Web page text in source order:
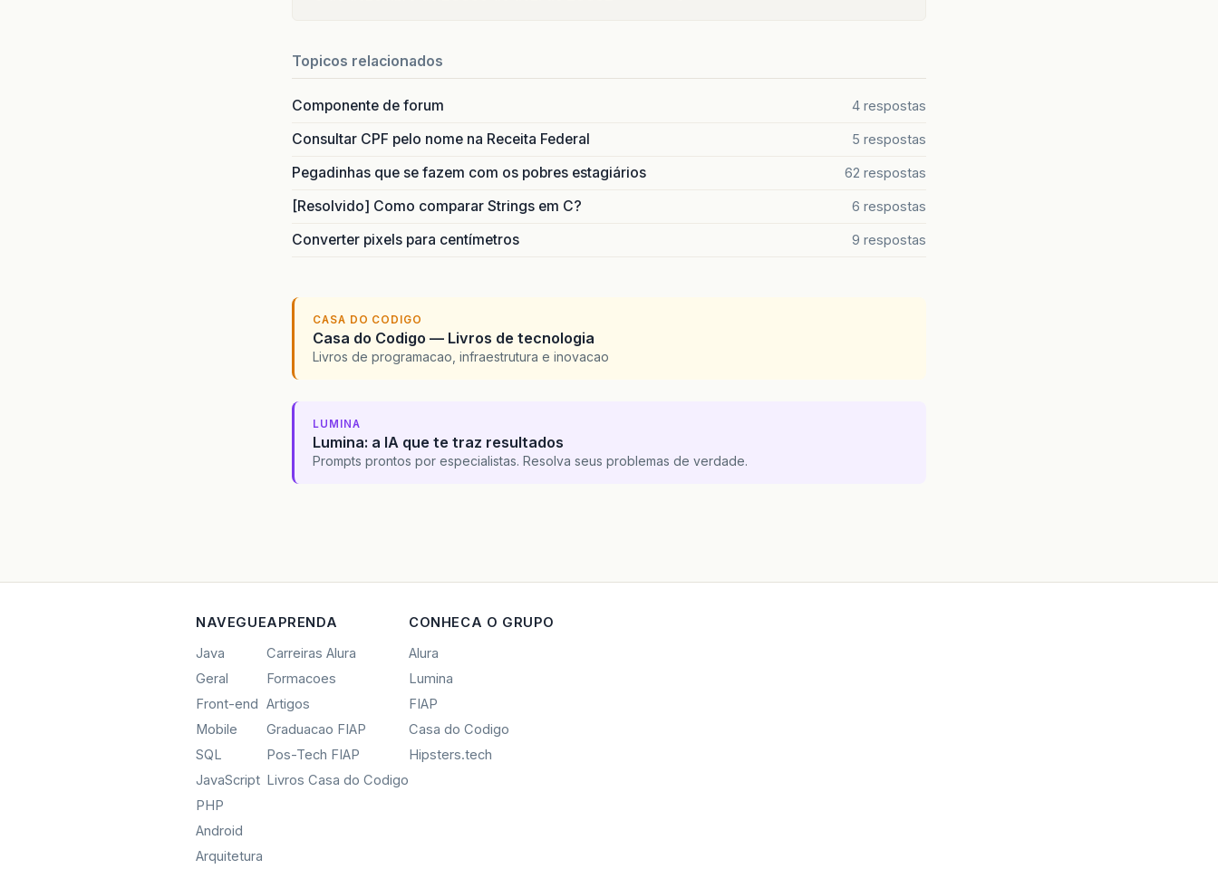
Topicos relacionados
Componente de forum 4 respostas
Consultar CPF pelo nome na Receita Federal 5 respostas
Pegadinhas que se fazem com os pobres estagiários 62 respostas
[Resolvido] Como comparar Strings em C? 6 respostas
Converter pixels para centímetros 9 respostas
CASA DO CODIGO
Casa do Codigo — Livros de tecnologia
Livros de programacao, infraestrutura e inovacao
LUMINA
Lumina: a IA que te traz resultados
Prompts prontos por especialistas. Resolva seus problemas de verdade.
NAVEGUE
Java
Geral
Front-end
Mobile
SQL
JavaScript
PHP
Android
Arquitetura
APRENDA
Carreiras Alura
Formacoes
Artigos
Graduacao FIAP
Pos-Tech FIAP
Livros Casa do Codigo
CONHECA O GRUPO
Alura
Lumina
FIAP
Casa do Codigo
Hipsters.tech